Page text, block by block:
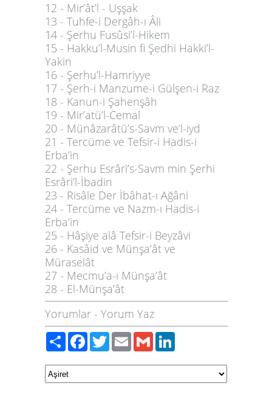
12 - Mir’ât’l - Uşşak
13 - Tuhfe-i Dergâh-ı Âli
14 - Şerhu Fusûsi’l-Hikem
15 - Hakku’l-Musin fi Şedhi Hakki’l-
Yakin
16 - Şerhu’l-Hamriyye
17 - Şerh-i Manzume-i Gülşen-i Raz
18 - Kanun-i Şahenşâh
19 - Mir’atü’l-Cemal
20 - Münâzarâtü’s-Savm ve’l-iyd
21 - Tercüme ve Tefsir-i Hadis-i
Erba’in
22 - Şerhu Esrâri’s-Savm min Şerhi
Esrâri’l-İbadin
23 - Risâle Der İbâhat-ı Ağâni
24 - Tercüme ve Nazm-ı Hadis-i
Erba’in
25 - Hâşiye alâ Tefsir-i Beyzâvi
26 - Kasâid ve Münşa’ât ve
Müraselât
27 - Mecmu’a-ı Münşa’ât
28 - El-Münşa’ât
Yorumlar - Yorum Yaz
PaylaşFacebook
TwitterEmailGmail